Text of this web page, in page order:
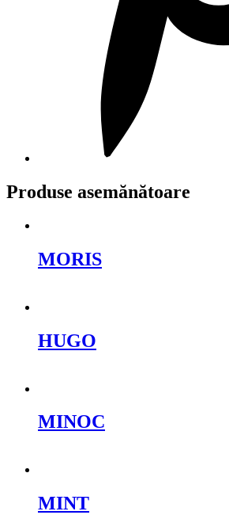
Produse asemănătoare
MORIS
HUGO
MINOC
MINT